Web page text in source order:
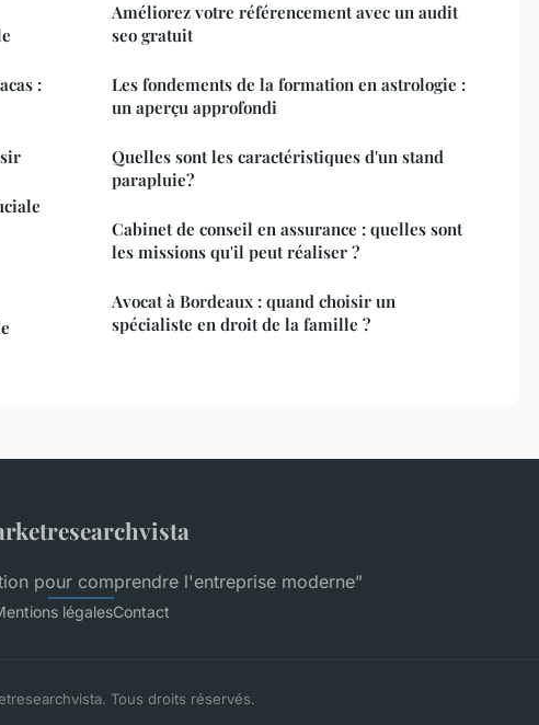
:
Améliorez votre référencement avec un audit
seo gratuit
Les fondements de la formation en astrologie :
un aperçu approfondi
Quelles sont les caractéristiques d'un stand
parapluie?
Cabinet de conseil en assurance : quelles sont
les missions qu'il peut réaliser ?
Avocat à Bordeaux : quand choisir un
spécialiste en droit de la famille ?
pour comprendre l'entreprise moderne”
légalesContact
Tous droits réservés.